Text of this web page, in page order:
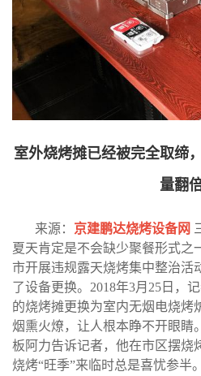
室外烧烤摊已经被完全取缔
量翻
来源： 京建鹏达烧烤设备网
夏天肯定是不会缺少聚餐形式之
市开展违规露天烧烤集中整治活
了设备更换。 2018年3月 25 日，
的烧烤摊更换为室内无烟电烧烤
烟熏火燎，让人根本睁不开眼睛。
板阿力告诉记者，他在市区摆烧
烧烤“旺季”来临时总是喜忧参半。